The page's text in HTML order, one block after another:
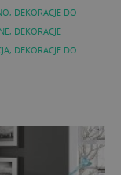
, DEKORACJE DO
, DEKORACJE
, DEKORACJE DO